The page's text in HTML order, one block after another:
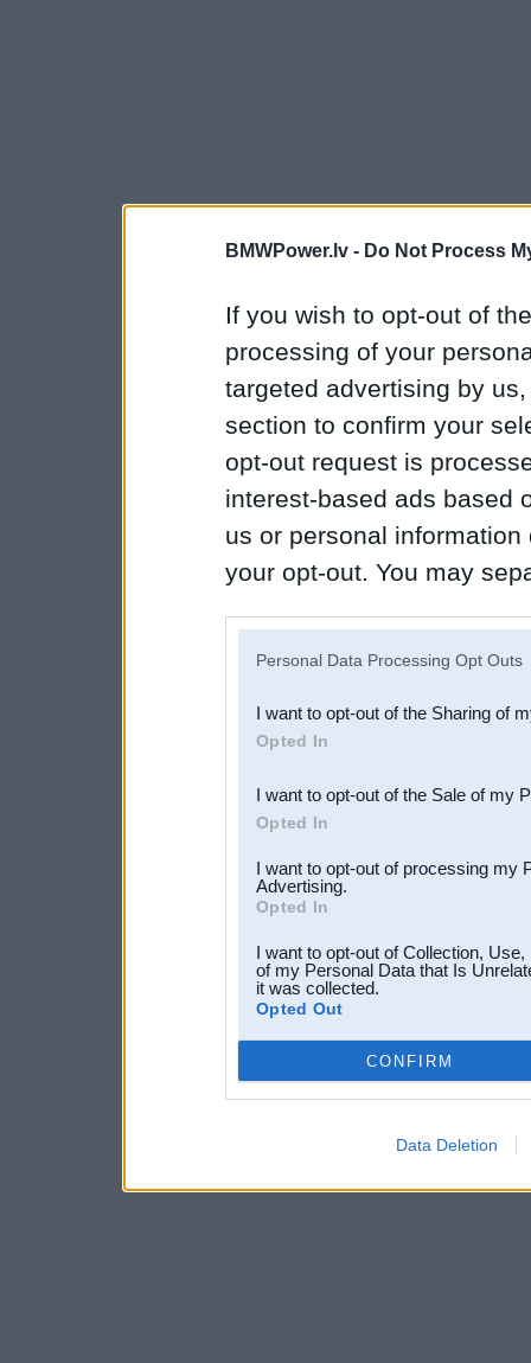
BMWPower.lv - Do Not Process
If you wish to opt-out of
processing of your
targeted advertising by
section to confirm your
opt-out request is
interest-based ads based
us or personal
your opt-out. You may
Downstream Participants
third parties.
Personal Data Processing Opt Outs
I want to opt-out of the Sharing of
Opted In
I want to opt-out of the Sale of my
Opted In
I want to opt-out of processing my
Advertising.
Opted In
I want to opt-out of Collection,
of my Personal Data that Is
it was collected.
Opted Out
CONFIRM
Data Deletion